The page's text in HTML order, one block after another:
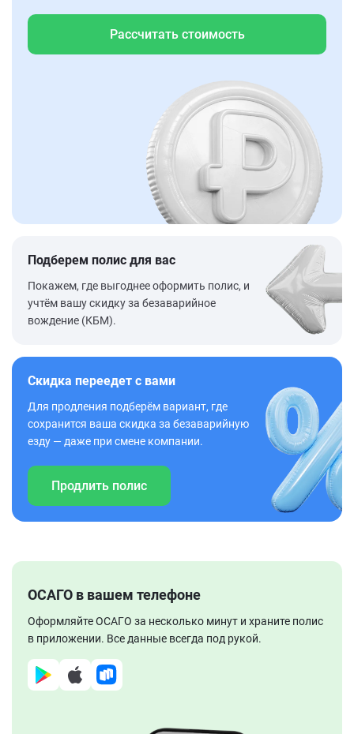
Рассчитать стоимость
Подберем полис для вас
Покажем, где выгоднее оформить полис, и
учтём вашу скидку за безаварийное
вождение (КБМ).
Скидка переедет с вами
Для продления подберём вариант, где
сохранится ваша скидка за безаварийную
езду — даже при смене компании.
Продлить полис
ОСАГО в вашем телефоне
Оформляйте ОСАГО за несколько минут и храните полис
в приложении. Все данные всегда под рукой.